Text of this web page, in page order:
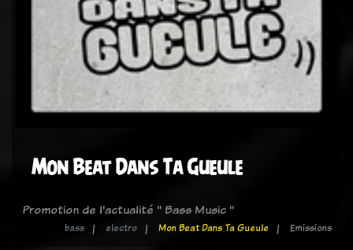
Mon Beat Dans Ta Gueule
Promotion de l'actualité " Bass Music "
bass electro Mon Beat Dans Ta Gueule Emissions